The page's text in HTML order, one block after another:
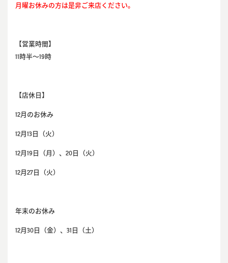
月曜お休みの方は是非ご来店ください。
【営業時間】
11時半～19時
【店休日】
12月のお休み
12月13日（火）
12月19日（月）、20日（火）
12月27日（火）
年末のお休み
12月30日（金）、31日（土）